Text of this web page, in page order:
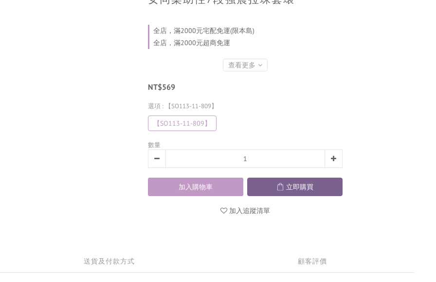
全店，滿2000元宅配免運(限本島)
全店，滿2000元超商免運
查看更多
NT$569
選項 : 【SO113-11-809】
【SO113-11-809】
數量
加入購物車 立即購買
加入追蹤清單
送貨及付款方式 顧客評價